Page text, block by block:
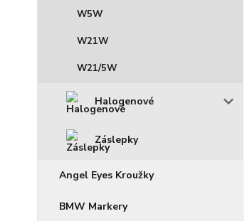
W5W
W21W
W21/5W
Halogenové
Záslepky
Angel Eyes Kroužky
BMW Markery